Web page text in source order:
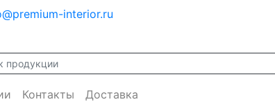
interior.ru
Контакты Доставка